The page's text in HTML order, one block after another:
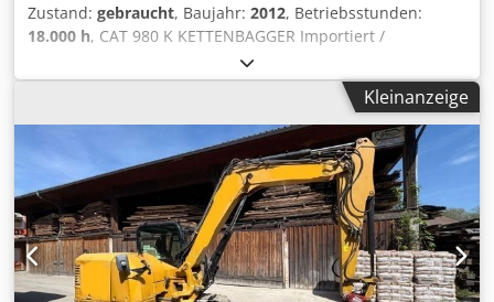
Zustand: gebraucht, Baujahr: 2012, Betriebsstunden:
18.000 h, CAT 980 K KETTENBAGGER Importiert /
UNFALLFREI IN SEHR GUTEM ZUSTAND! *
HERSTELLUNGSJAHR: 2012 * BETRIEBSSTUNDEN: 18.000
Std. AUSSTATTUNG: * Radio * KLIMAANLAGE * Joystick-
Steuerung * Hydraulikleitung für Schnellwechsler *
Hydraulikleitungen für Hammer/Greifer/Schere *
Rückfahrkamera TEL.: Crsdpfx Agjzi Iqgomef * KUBA –
POLNISCH, ENGLISCH, DEUTSCH, ITALIENISCH * SEBASTIAN
– POLNISCH, DEUTSCH, ITALIENISCH * LASZLO –
UNGARISCH * COSTEL – RUMÄNISCH (Wir erledigen alle
Formalitäten für den Export, einschließlich der
erforderlichen Unterlagen) * RADEK – : 0031
Kleinanzeige